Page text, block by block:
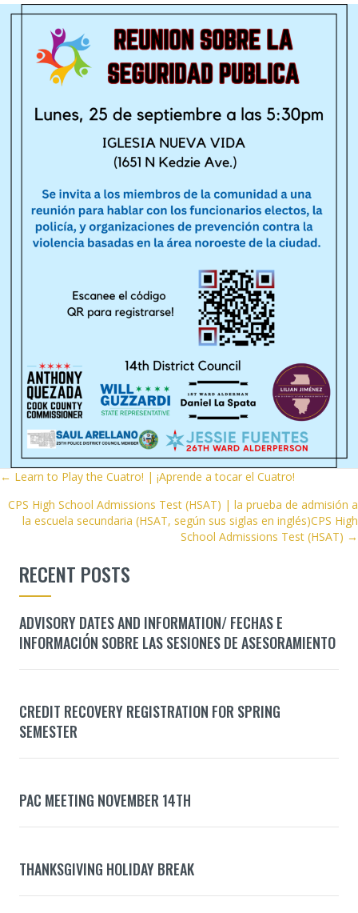
POSTS
NAVIGATION
← Learn to Play the Cuatro! | ¡Aprende a tocar el Cuatro!
CPS High School Admissions Test (HSAT) | la prueba de admisión a
la escuela secundaria (HSAT, según sus siglas en inglés)CPS High
School Admissions Test (HSAT) →
RECENT POSTS
ADVISORY DATES AND INFORMATION/ FECHAS E
INFORMACIÓN SOBRE LAS SESIONES DE ASESORAMIENTO
CREDIT RECOVERY REGISTRATION FOR SPRING
SEMESTER
PAC MEETING NOVEMBER 14TH
THANKSGIVING HOLIDAY BREAK